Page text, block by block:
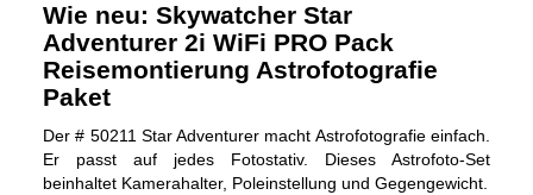
Wie neu: Skywatcher Star
Adventurer 2i WiFi PRO Pack
Reisemontierung Astrofotografie
Paket
Der # 50211 Star Adventurer macht Astrofotografie einfach.
Er passt auf jedes Fotostativ. Dieses Astrofoto-Set
beinhaltet Kamerahalter, Poleinstellung und Gegengewicht.